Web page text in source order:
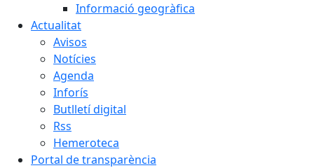
Informació geogràfica
Actualitat
Avisos
Notícies
Agenda
Inforís
Butlletí digital
Rss
Hemeroteca
Portal de transparència